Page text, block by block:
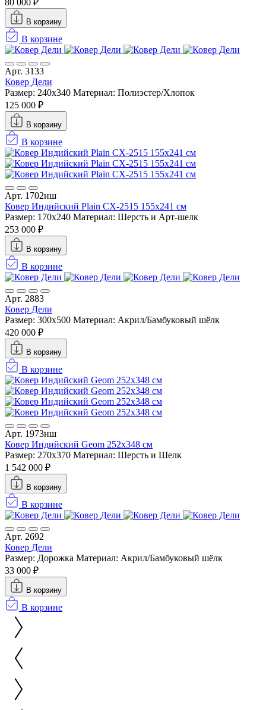
В корзину
В корзине
Арт. 3133
Ковер Дели
Размер: 240x340 Материал: Полиэстер/Хлопок
125 000 ₽
В корзину
В корзине
Арт. 1702нш
Ковер Индийский Plain CX-2515 155x241 см
Размер: 170x240 Материал: Шерсть и Арт-шелк
253 000 ₽
В корзину
В корзине
Арт. 2883
Ковер Дели
Размер: 300х500 Материал: Акрил/Бамбуковый шёлк
420 000 ₽
В корзину
В корзине
Арт. 1973нш
Ковер Индийский Geom 252x348 см
Размер: 270x370 Материал: Шерсть и Шелк
1 542 000 ₽
В корзину
В корзине
Арт. 2692
Ковер Дели
Размер: Дорожка Материал: Акрил/Бамбуковый шёлк
33 000 ₽
В корзину
В корзине